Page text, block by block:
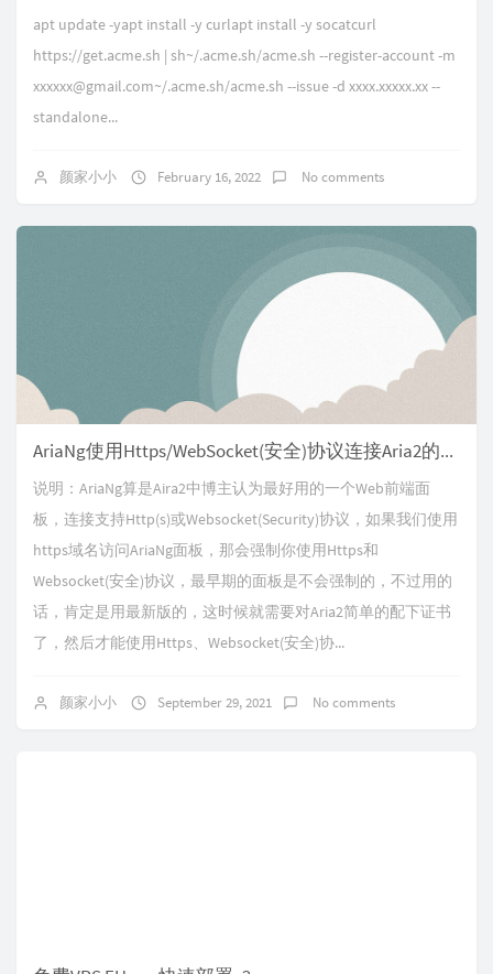
apt update -yapt install -y curlapt install -y socatcurl
https://get.acme.sh | sh~/.acme.sh/acme.sh --register-account -m
xxxxxx@gmail.com~/.acme.sh/acme.sh --issue -d xxxx.xxxxx.xx --
standalone...
颜家小小 February 16, 2022 No comments
AriaNg使用Https/WebSocket(安全)协议连接Aria2的方法
说明：AriaNg算是Aira2中博主认为最好用的一个Web前端面
板，连接支持Http(s)或Websocket(Security)协议，如果我们使用
https域名访问AriaNg面板，那会强制你使用Https和
Websocket(安全)协议，最早期的面板是不会强制的，不过用的
话，肯定是用最新版的，这时候就需要对Aria2简单的配下证书
了，然后才能使用Https、Websocket(安全)协...
颜家小小 September 29, 2021 No comments